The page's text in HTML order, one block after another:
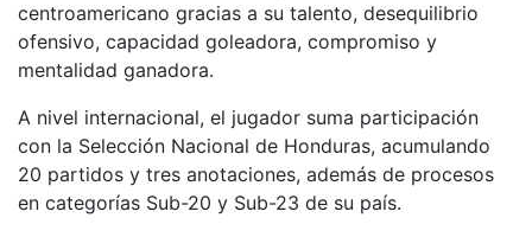
centroamericano gracias a su talento, desequilibrio
ofensivo, capacidad goleadora, compromiso y
mentalidad ganadora.
A nivel internacional, el jugador suma participación
con la Selección Nacional de Honduras, acumulando
20 partidos y tres anotaciones, además de procesos
en categorías Sub-20 y Sub-23 de su país.